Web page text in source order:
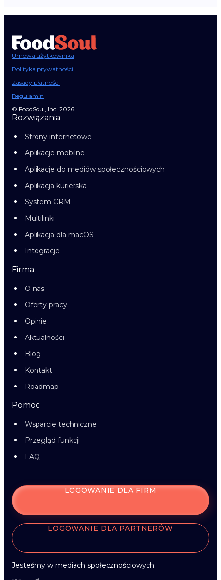
Umowa użytkownika
Polityka prywatności
Zasady płatności
Regulamin
© FoodSoul, Inc. 2026.
Rozwiązania
Strony internetowe
Aplikacje mobilne
Aplikacje do mediów społecznościowych
Aplikacja kurierska
System CRM
Multilinki
Aplikacja dla macOS
Integracje
Firma
O nas
Oferty pracy
Opinie
Aktualności
Blog
Kontakt
Roadmap
Pomoc
Wsparcie techniczne
Przegląd funkcji
FAQ
LOGOWANIE DLA FIRM
LOGOWANIE DLA PARTNERÓW
Jesteśmy w mediach społecznościowych: